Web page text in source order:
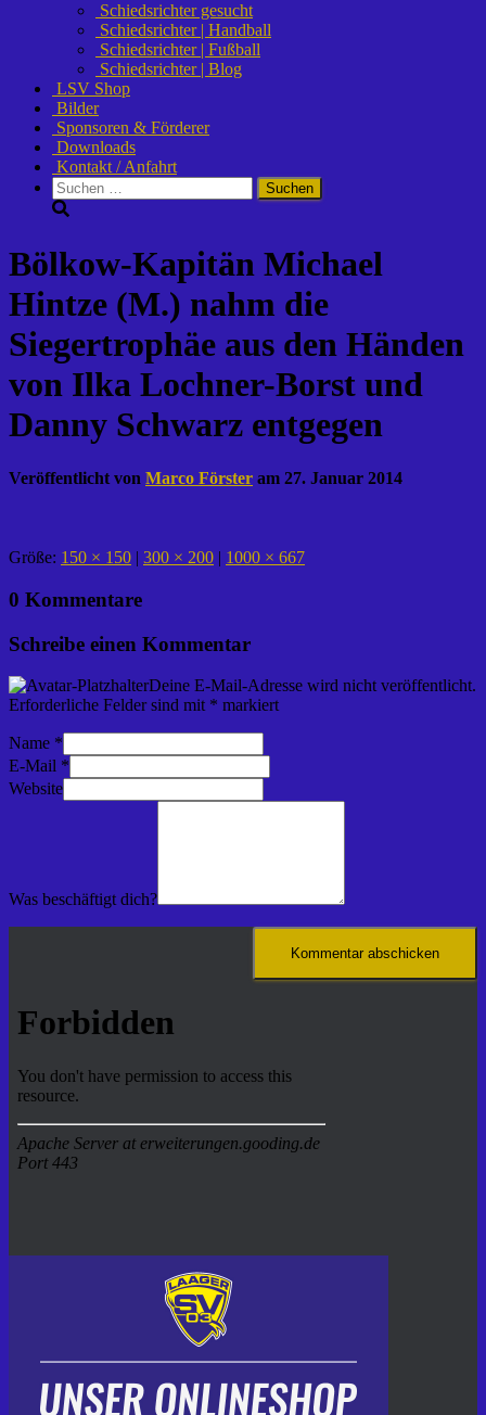
Schiedsrichter gesucht
Schiedsrichter | Handball
Schiedsrichter | Fußball
Schiedsrichter | Blog
LSV Shop
Bilder
Sponsoren & Förderer
Downloads
Kontakt / Anfahrt
Suchen
nach:
Bölkow-Kapitän Michael
Hintze (M.) nahm die
Siegertrophäe aus den Händen
von Ilka Lochner-Borst und
Danny Schwarz entgegen
Veröffentlicht von Marco Förster am 27. Januar 2014
Größe: 150 × 150 | 300 × 200 | 1000 × 667
0 Kommentare
Schreibe einen Kommentar
Deine E-Mail-Adresse wird nicht veröffentlicht.
Erforderliche Felder sind mit * markiert
Name *
E-Mail *
Website
Was beschäftigt dich?